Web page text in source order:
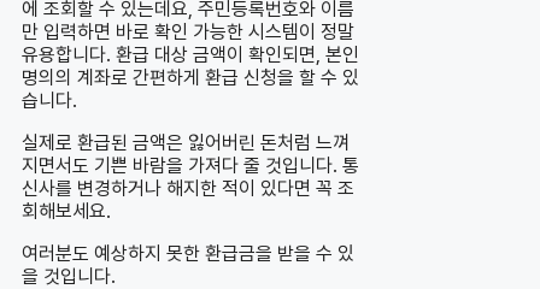
에 조회할 수 있는데요, 주민등록번호와 이름
만 입력하면 바로 확인 가능한 시스템이 정말
유용합니다. 환급 대상 금액이 확인되면, 본인
명의의 계좌로 간편하게 환급 신청을 할 수 있
습니다.
실제로 환급된 금액은 잃어버린 돈처럼 느껴
지면서도 기쁜 바람을 가져다 줄 것입니다. 통
신사를 변경하거나 해지한 적이 있다면 꼭 조
회해보세요.
여러분도 예상하지 못한 환급금을 받을 수 있
을 것입니다.